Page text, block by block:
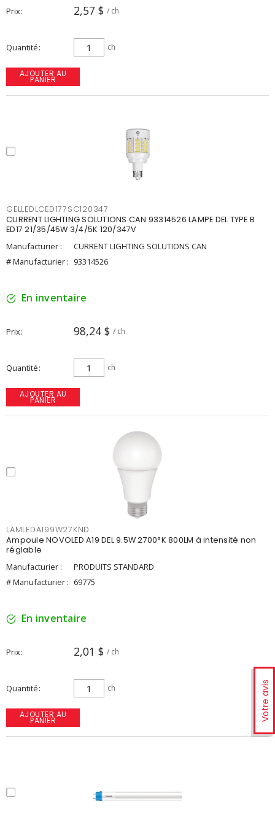
Votre avis
Prix 2,57 $ / ch
Quantité ch
AJOUTER AU
PANIER
GELLEDLCED177SC120347
CURRENT LIGHTING SOLUTIONS CAN 93314526 LAMPE DEL TYPE B
ED17 21/35/45W 3/4/5K 120/347V
Manufacturier :
CURRENT LIGHTING SOLUTIONS CAN
# Manufacturier : 93314526
En inventaire
Prix 98,24 $ / ch
Quantité ch
AJOUTER AU
PANIER
LAMLEDA199W27KND
Ampoule NOVOLED A19 DEL 9.5W 2700°K 800LM à intensité non
réglable
Manufacturier :
PRODUITS STANDARD
# Manufacturier : 69775
En inventaire
Prix 2,01 $ / ch
Quantité ch
AJOUTER AU
PANIER